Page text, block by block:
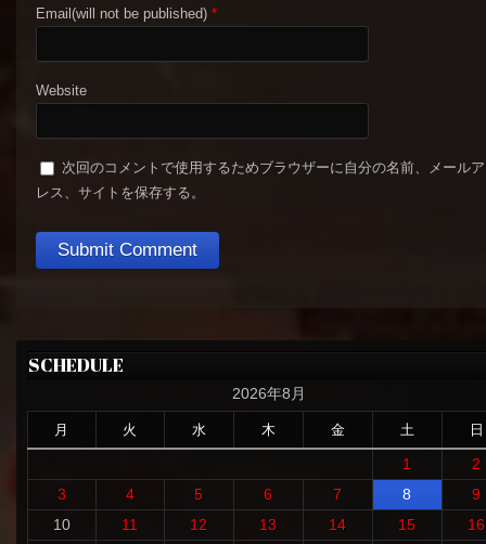
Email(will not be published) *
Website
次回のコメントで使用するためブラウザーに自分の名前、メール
レス、サイトを保存する。
SCHEDULE
2026年8月
月 火 水 木 金 土 日
1
2
3
4 5 6 7 8
9
10
11 12 13 14 15
16